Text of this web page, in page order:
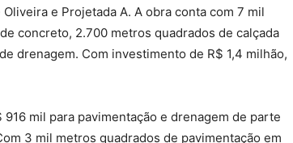
e Projetada A. A obra conta com 7 mil
concreto, 2.700 metros quadrados de calçada
drenagem. Com investimento de R$ 1,4 milhão,
mil para pavimentação e drenagem de parte
3 mil metros quadrados de pavimentação em